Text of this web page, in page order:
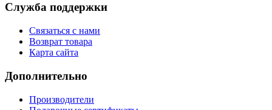
Служба поддержки
Связаться с нами
Возврат товара
Карта сайта
Дополнительно
Производители